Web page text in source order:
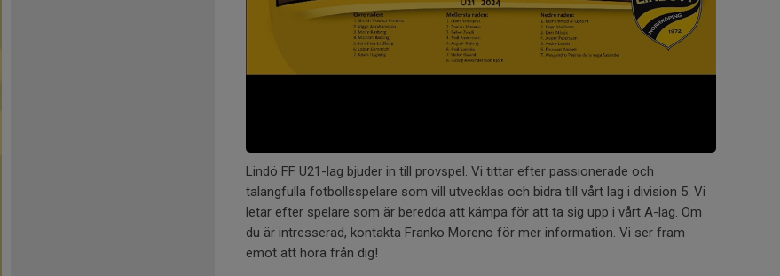
Lindö FF U21-lag bjuder in till provspel. Vi tittar efter passionerade och
talangfulla fotbollsspelare som vill utvecklas och bidra till vårt lag i division 5. Vi
letar efter spelare som är beredda att kämpa för att ta sig upp i vårt A-lag. Om
du är intresserad, kontakta Franko Moreno för mer information. Vi ser fram
emot att höra från dig!